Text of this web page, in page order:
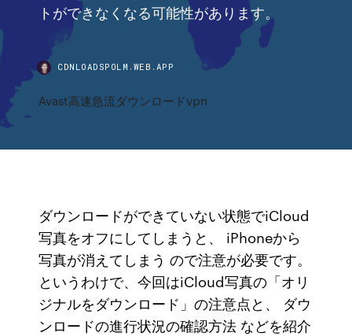
トができなくなる可能性があります。
CDNLOADSPOLM.WEB.APP
Avast高速急流ダウンロードvpn
ダウンロードができていない状態でiCloud
写真をオフにしてしまうと、 iPhoneから
写真が消えてしまう ので注意が必要です。
というわけで、今回はiCloud写真の「オリ
ジナルをダウンロード」の注意点と、 ダウ
ンロードの進行状況の確認方法 などを紹介